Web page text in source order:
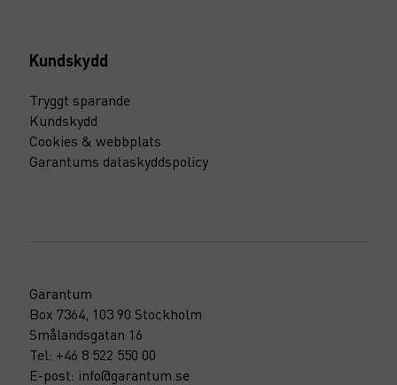
Kundskydd
Tryggt sparande
Kundskydd
Cookies & webbplats
Garantums dataskyddspolicy
Garantum
Box 7364, 103 90 Stockholm
Smålandsgatan 16
Tel: +46 8 522 550 00
E-post: info@garantum.se